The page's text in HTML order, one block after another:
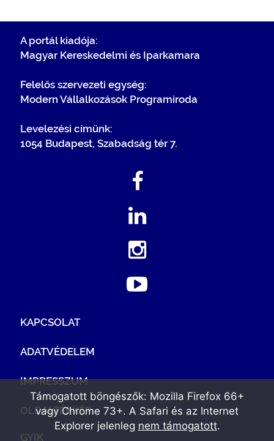
A portál kiadója:
Magyar Kereskedelmi és Iparkamara
Felelős szervezeti egység:
Modern Vállalkozások Programiroda
Levelezési címünk:
1054 Budapest, Szabadság tér 7.
KAPCSOLAT
ADATVÉDELEM
IMPRESSZUM
OLDALTÉRKÉP
GYIK
Támogatott böngészők: Mozilla Firefox 66+
vagy Chrome 73+. A Safari és az Internet
Explorer jelenleg nem támogatott.